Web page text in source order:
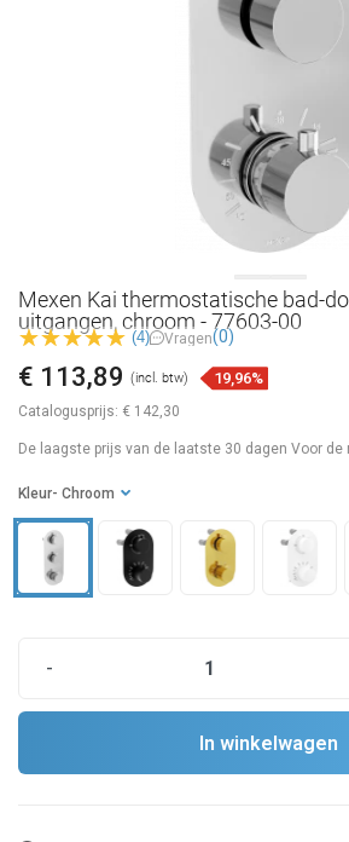
Mexen Kai thermostatische bad-
uitgangen, chroom - 77603-00
(4) Vragen(0)
Catalogusprijs: € 142,30
€ 113,89 (incl. btw) 19,96%
De laagste prijs van de laatste 30 dagen Voor de
Kleur - Chroom
-
In winkelwagen